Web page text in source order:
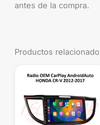
antes de la compra.
Productos